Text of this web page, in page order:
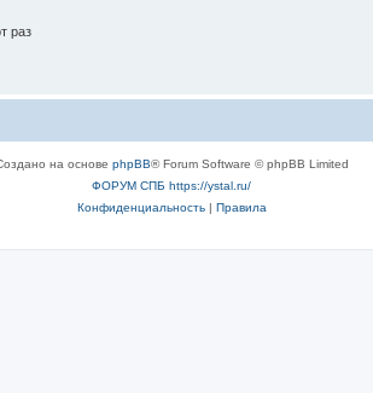
раз
на основе phpBB® Forum Software © phpBB Limited
ФОРУМ СПБ https://ystal.ru/
Конфиденциальность| Правила